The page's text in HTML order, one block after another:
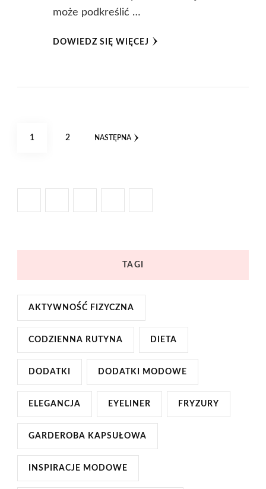
może podkreślić …
DOWIEDZ SIĘ WIĘCEJ
Stronicowanie
STRONA
1 STRONA
2 NASTĘPNA
TAGI
AKTYWNOŚĆ FIZYCZNA
CODZIENNA RUTYNA DIETA
DODATKI DODATKI MODOWE
ELEGANCJA EYELINER FRYZURY
GARDEROBA KAPSUŁOWA
INSPIRACJE MODOWE